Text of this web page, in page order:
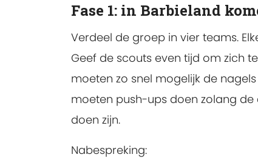
Fase 1: in Barbieland
Verdeel de groep in vier teams.
Geef de scouts even tijd om zich
moeten zo snel mogelijk de
moeten push-ups doen zolang
doen zijn.
Nabespreking: